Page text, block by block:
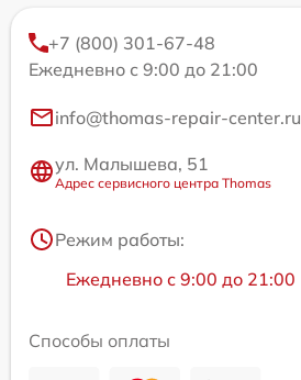
+7 (800) 301-67-48
Ежедневно с 9:00 до 21:00
info@thomas-repair-center.ru
ул. Малышева, 51
Адрес сервисного центра Thomas
Режим работы:
Ежедневно с 9:00 до 21:00
Способы оплаты